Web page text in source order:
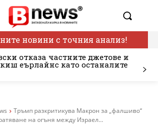
новини с точния анализ!
отказа частните джетове и
еърлайнс като останалите
Тръмп разкритикува Макрон за „фалшиво“
на огъня между Израел...